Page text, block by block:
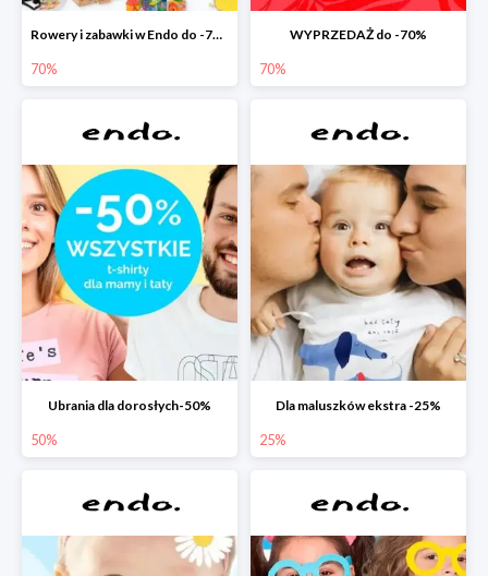
Rowery i zabawki w Endo do -70%
70%
WYPRZEDAŻ do -70%
70%
Ubrania dla dorosłych-50%
50%
Dla maluszków ekstra -25%
25%